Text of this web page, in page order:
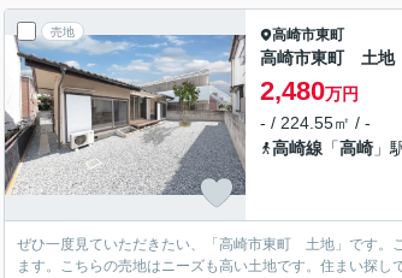
売地 高崎市東町
高崎市東町 土地
2,480万円
- / 224.55㎡ / -
高崎線 「高崎 」
ぜひ一度見ていただきたい、「高崎市東町 土地」です。
ます。こちらの売地はニーズも高い土地です。住まい探